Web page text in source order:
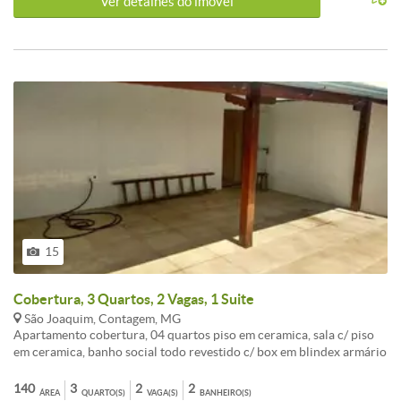
TV,play ground,espaço gourmet com churrasqueira.
15
Cobertura, 3 Quartos, 2 Vagas, 1 Suite
São Joaquim, Contagem, MG
Apartamento cobertura, 04 quartos piso em ceramica, sala c/ piso
em ceramica, banho social todo revestido c/ box em blindex armário
armários, área de serviço separada da cozinha.Cobertura, sala c/
ÁREA
140 QUARTO(S)
3 VAGA(S)
2 BANHEIRO(S)
2